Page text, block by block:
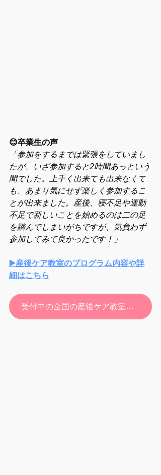
😊卒業生の声
「参加をするまでは緊張をしていまし
たが、いざ参加すると2時間あっという
間でした。上手く出来ても出来なくて
も、あまり気にせず楽しく参加するこ
とが出来ました。産後、寝不足や運動
不足で新しいことを始めるのは二の足
を踏んでしまいがちですが、気負わず
参加してみて良かったです！」
▶️産後ケア教室のプログラム内容や詳
細はこちら
受付中の全国の産後ケア教室・お申し込みはこちら